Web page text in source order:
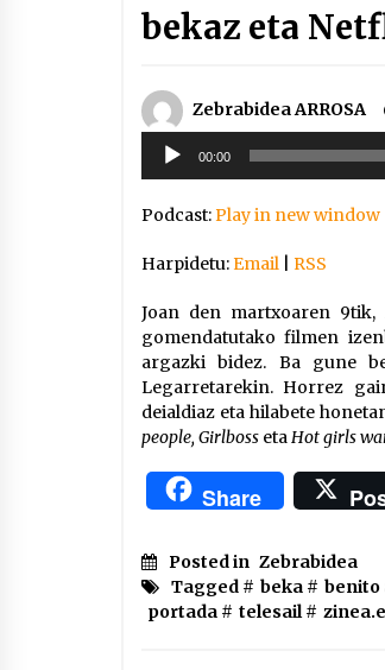
bekaz eta
Zebrabidea ARROSA
Soinu
erreproduzigailua
00:00
Podcast:Play in new window
Harpidetu:Email RSS
Joan den martxoaren 9tik,
gomendatutako filmen
argazki bidez. Ba gune
Legarretarekin. Horrez
deialdiaz eta hilabete
people, Girlboss etaHot girls
Share
Posted in Zebrabidea
Tagged # beka # benito
portada # telesail#